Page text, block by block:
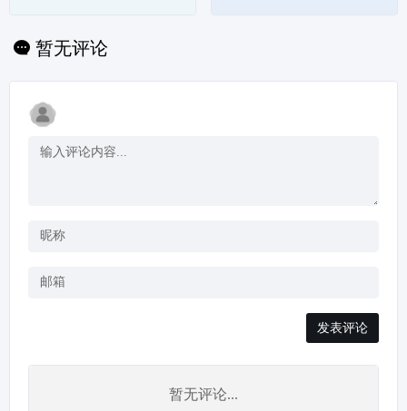
希望突破收件箱的噪
音，大规模生成个性化
暂无评论
发表评论
暂无评论...